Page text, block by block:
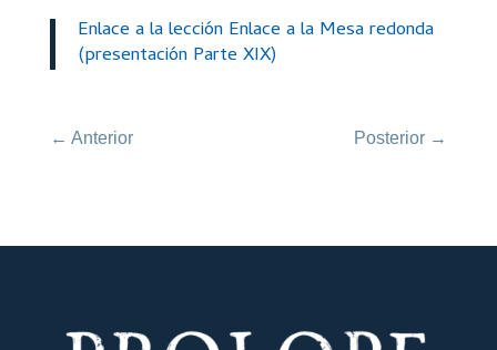
Enlace a la lección Enlace a la Mesa redonda
(presentación Parte XIX)
← Anterior Posterior →